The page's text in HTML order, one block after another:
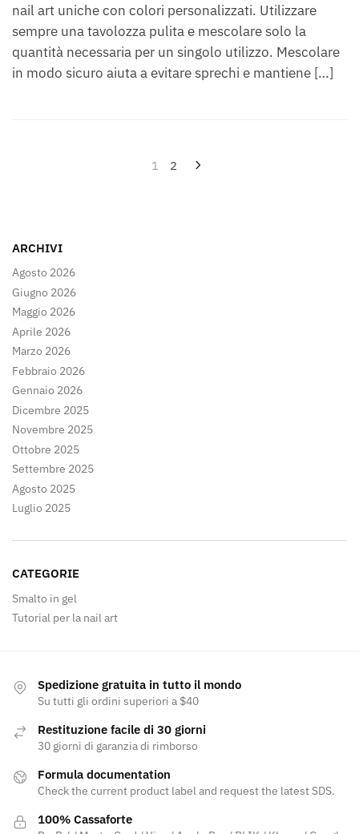
nail art uniche con colori personalizzati. Utilizzare
sempre una tavolozza pulita e mescolare solo la
quantità necessaria per un singolo utilizzo. Mescolare
in modo sicuro aiuta a evitare sprechi e mantiene […]
1 2
ARCHIVI
Agosto 2026
Giugno 2026
Maggio 2026
Aprile 2026
Marzo 2026
Febbraio 2026
Gennaio 2026
Dicembre 2025
Novembre 2025
Ottobre 2025
Settembre 2025
Agosto 2025
Luglio 2025
CATEGORIE
Smalto in gel
Tutorial per la nail art
Spedizione gratuita in tutto il mondo
Su tutti gli ordini superiori a $40
Restituzione facile di 30 giorni
30 giorni di garanzia di rimborso
Formula documentation
Check the current product label and request the latest SDS.
100% Cassaforte